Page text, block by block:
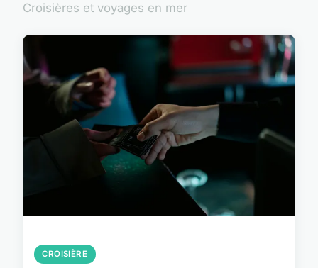
Croisières et voyages en mer
CROISIÈRE